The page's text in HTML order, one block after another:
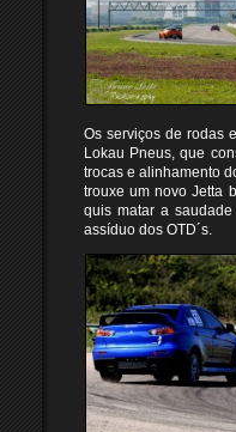
Os serviços de rodas
Lokau Pneus, que
trocas e alinhamento
trouxe um novo Jetta
quis matar a
assíduo dos OTD´s.